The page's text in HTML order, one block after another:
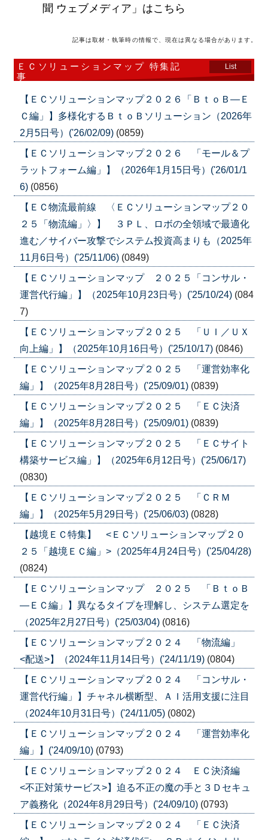
聞 ウェブメディア」はこちら
記事は取材・執筆時の情報で、現在は異なる場合があります。
ＥＣソリューションマップ 特集記
事
List
【ＥＣソリューションマップ２０２６「ＢｔｏＢ―Ｅ
Ｃ編」】多様化するＢｔｏＢソリューション（2026年
2月5日号）('26/02/09) (0859)
【ＥＣソリューションマップ２０２６ 「モール＆プ
ラットフォーム編」】（2026年1月15日号）('26/01/1
6) (0856)
【ＥＣ物流最前線 〈ＥＣソリューションマップ２０
２５「物流編」〉】 ３ＰＬ、ロボの全領域で最適化
進む／サイバー攻撃でシステム投資高まりも（2025年
11月6日号）('25/11/06) (0849)
【ＥＣソリューションマップ ２０２５「コンサル・
運営代行編」】（2025年10月23日号）('25/10/24) (084
7)
【ＥＣソリューションマップ２０２５ 「ＵＩ／ＵＸ
向上編」】（2025年10月16日号）('25/10/17) (0846)
【ＥＣソリューションマップ２０２５ 「運営効率化
編」】（2025年8月28日号）('25/09/01) (0839)
【ＥＣソリューションマップ２０２５ 「ＥＣ決済
編」】（2025年8月28日号）('25/09/01) (0839)
【ＥＣソリューションマップ２０２５ 「ＥＣサイト
構築サービス編」】（2025年6月12日号）('25/06/17)
(0830)
【ＥＣソリューションマップ２０２５ 「ＣＲＭ
編」】（2025年5月29日号）('25/06/03) (0828)
【越境ＥＣ特集】 <ＥＣソリューションマップ２０
２５「越境ＥＣ編」>（2025年4月24日号）('25/04/28)
(0824)
【ＥＣソリューションマップ ２０２５ 「ＢｔｏＢ
―ＥＣ編」】異なるタイプを理解し、システム選定を
（2025年2月27日号）('25/03/04) (0816)
【ＥＣソリューションマップ２０２４ 「物流編」
<配送>】（2024年11月14日号）('24/11/19) (0804)
【ＥＣソリューションマップ２０２４ 「コンサル・
運営代行編」】チャネル横断型、ＡＩ活用支援に注目
（2024年10月31日号）('24/11/05) (0802)
【ＥＣソリューションマップ２０２４ 「運営効率化
編」】('24/09/10) (0793)
【ＥＣソリューションマップ２０２４ ＥＣ決済編
<不正対策サービス>】迫る不正の魔の手と３Ｄセキュ
ア義務化（2024年8月29日号）('24/09/10) (0793)
【ＥＣソリューションマップ２０２４ 「ＥＣ決済